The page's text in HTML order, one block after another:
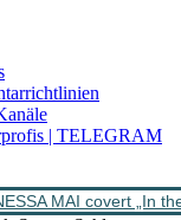
| TELEGRAM
MAI covert „In